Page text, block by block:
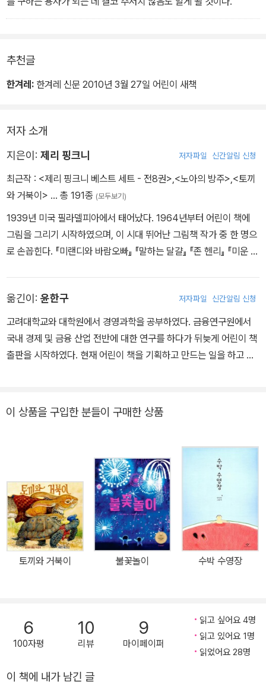
추천글
한겨레: 한겨레 신문 2010년 3월 27일 어린이 새책
저자 소개
지은이: 제리 핑크니 저자파일 신간알림 신청
최근작 : <제리 핑크니 베스트 세트 - 전8권>,<노아의 방주>,<토끼
와 거북이> … 총 191종 (모두보기)
1939년 미국 필라델피아에서 태어났다. 1964년부터 어린이 책에
그림을 그리기 시작하였으며, 이 시대 뛰어난 그림책 작가 중 한 명으
로 손꼽힌다. 『미랜디와 바람오빠』 『말하는 달걀』 『존 헨리』 『미운 오
가에게 수여되는 코레타 스코트 킹 상을 다섯 차례 수상한 유일한 삽
화가이기도 하다. 그의 그림들은 수년간 미국과 세계 곳곳의 미술관
에 전시되었고, 1998년에는 한스 크리스티안 안데르센상 후보로 오
르기도 했다. 쉰 권이 넘는 책에 그림을 그렸으며, 섬세하고 생동감 있
쥐』 『나이팅게일』 『독사를 물리친 어린 몽구스』 『빨간 모자』 『세 마
옮긴이: 윤한구 저자파일 신간알림 신청
고려대학교와 대학원에서 경영과학을 공부하였다. 금융연구원에서
국내 경제 및 금융 산업 전반에 대한 연구를 하다가 뒤늦게 어린이 책
출판을 시작하였다. 현재 어린이 책을 기획하고 만드는 일을 하고 있
이 상품을 구입한 분들이 구매한 상품
토끼와 거북이 불꽃놀이 수박 수영장
6
100자평
10
리뷰
9
마이페이퍼
읽고 싶어요 4명
읽고 있어요 1명
읽었어요 28명
이 책에 내가 남긴 글